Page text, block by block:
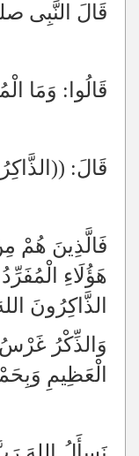
قَالَ النَّبِى
قَالُوا: وَمَا
قَالَ:
فَالَّذِينَ هُمْ
هَؤُلَاءِ
الذَّاكِرُونَ
وَالذِّكْرُ
الْعَظِيمِ